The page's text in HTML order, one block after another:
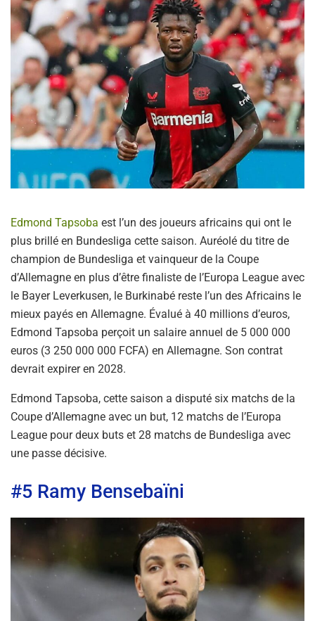
Edmond Tapsoba est l’un des joueurs africains qui ont le
plus brillé en Bundesliga cette saison. Auréolé du titre de
champion de Bundesliga et vainqueur de la Coupe
d’Allemagne en plus d’être finaliste de l’Europa League avec
le Bayer Leverkusen, le Burkinabé reste l’un des Africains le
mieux payés en Allemagne. Évalué à 40 millions d’euros,
Edmond Tapsoba perçoit un salaire annuel de 5 000 000
euros (3 250 000 000 FCFA) en Allemagne. Son contrat
devrait expirer en 2028.
Edmond Tapsoba, cette saison a disputé six matchs de la
Coupe d’Allemagne avec un but, 12 matchs de l’Europa
League pour deux buts et 28 matchs de Bundesliga avec
une passe décisive.
#5 Ramy Bensebaïni